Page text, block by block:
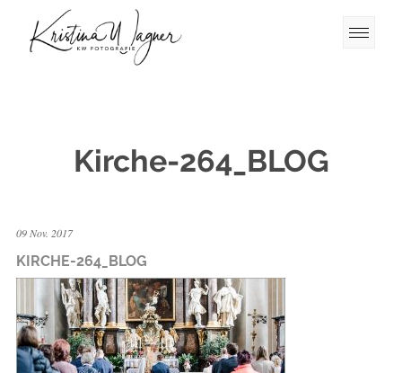
Kirche-264_BLOG
09 Nov. 2017
KIRCHE-264_BLOG